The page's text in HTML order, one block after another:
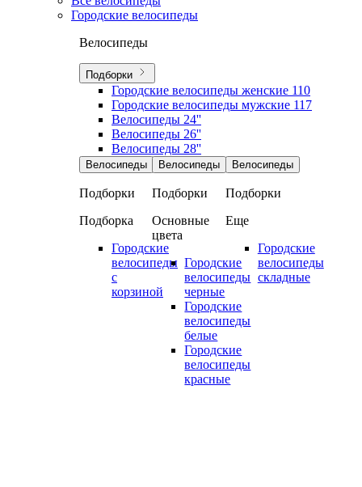
Городские велосипеды
Велосипеды
Подборки
Городские велосипеды женские 110
Городские велосипеды мужские 117
Велосипеды 24''
Велосипеды 26''
Велосипеды 28''
Велосипеды
Подборки
Подборка
Городские
велосипеды
с
корзиной
Велосипеды
Подборки
Основные
цвета
Городские
велосипеды
черные
Городские
велосипеды
белые
Городские
велосипеды
красные
Велосипеды
Подборки
Еще
Городские
велосипеды
складные